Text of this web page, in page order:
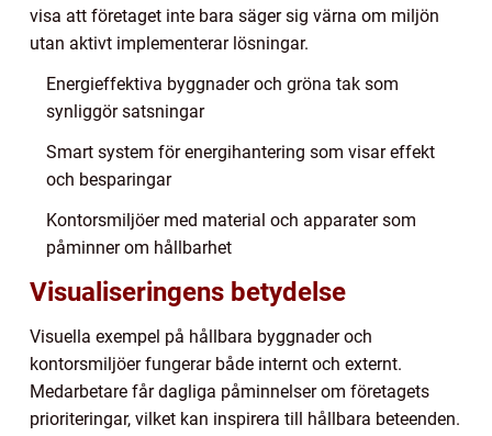
visa att företaget inte bara säger sig värna om miljön
utan aktivt implementerar lösningar.
Energieffektiva byggnader och gröna tak som
synliggör satsningar
Smart system för energihantering som visar effekt
och besparingar
Kontorsmiljöer med material och apparater som
påminner om hållbarhet
Visualiseringens betydelse
Visuella exempel på hållbara byggnader och
kontorsmiljöer fungerar både internt och externt.
Medarbetare får dagliga påminnelser om företagets
prioriteringar, vilket kan inspirera till hållbara beteenden.